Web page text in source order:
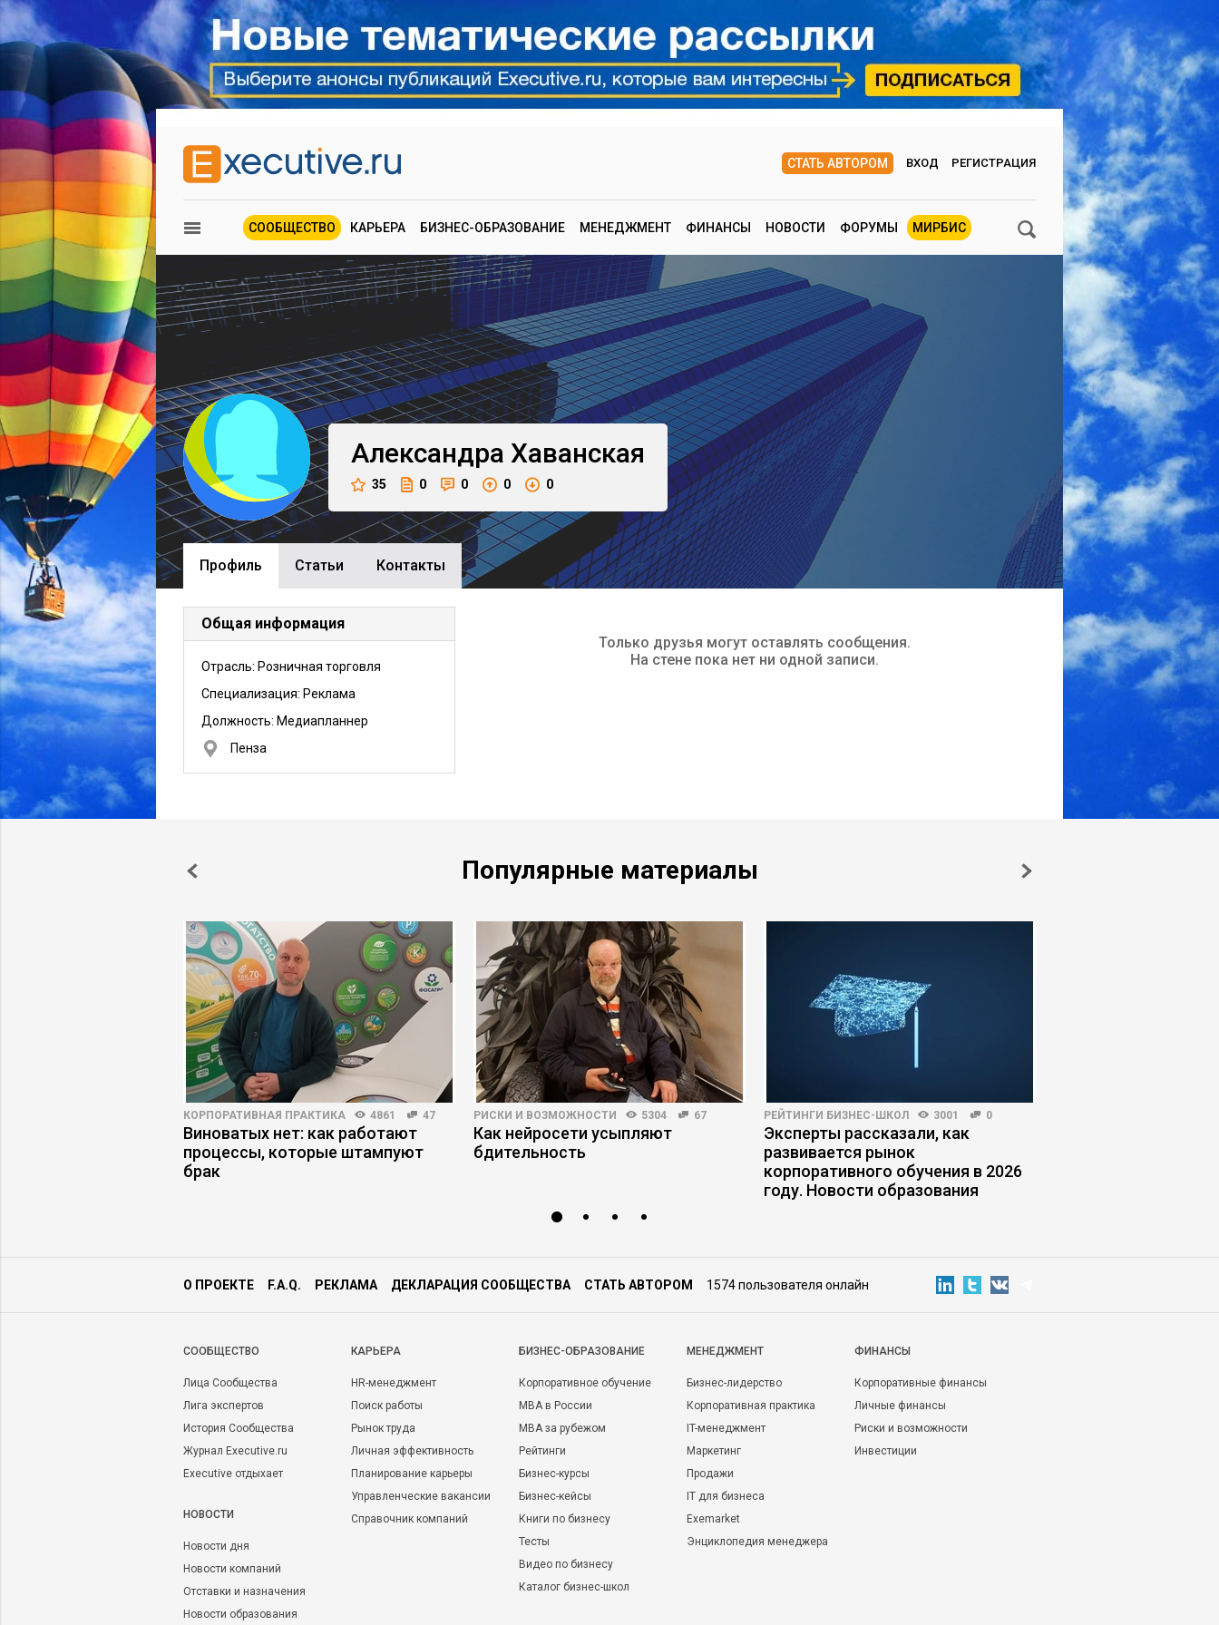
СТАТЬ АВТОРОМ ВХОД РЕГИСТРАЦИЯ
СООБЩЕСТВО КАРЬЕРА БИЗНЕС-ОБРАЗОВАНИЕ МЕНЕДЖМЕНТ ФИНАНСЫ НОВОСТИ ФОРУМЫ МИРБИС
Александра Хаванская
35 0 0 0 0
Профиль Cтатьи Контакты
Общая информация
Отрасль: Розничная торговля
Специализация: Реклама
Должность: Медиапланнер
Пенза
Только друзья могут оставлять сообщения.
На стене пока нет ни одной записи.
Популярные материалы
КОРПОРАТИВНАЯ ПРАКТИКА 4861 47
Виноватых нет: как работают
процессы, которые штампуют
брак
РИСКИ И ВОЗМОЖНОСТИ 5304 67
Как нейросети усыпляют
бдительность
РЕЙТИНГИ БИЗНЕС-ШКОЛ 3001 0
Эксперты рассказали, как
развивается рынок
корпоративного обучения в 2026
году. Новости образования
О ПРОЕКТЕ F.A.Q. РЕКЛАМА ДЕКЛАРАЦИЯ СООБЩЕСТВА СТАТЬ АВТОРОМ 1574 пользователя онлайн
CООБЩЕСТВО
Лица Сообщества
Лига экспертов
История Сообщества
Журнал Executive.ru
Executive отдыхает
НОВОСТИ
Новости дня
Новости компаний
Отставки и назначения
Новости образования
КАРЬЕРА
HR-менеджмент
Поиск работы
Рынок труда
Личная эффективность
Планирование карьеры
Управленческие вакансии
Справочник компаний
БИЗНЕС-ОБРАЗОВАНИЕ
Корпоративное обучение
MBA в России
MBA за рубежом
Рейтинги
Бизнес-курсы
Бизнес-кейсы
Книги по бизнесу
Тесты
Видео по бизнесу
Каталог бизнес-школ
МЕНЕДЖМЕНТ
Бизнес-лидерство
Корпоративная практика
IT-менеджмент
Маркетинг
Продажи
IT для бизнеса
Exemarket
Энциклопедия менеджера
ФИНАНСЫ
Корпоративные финансы
Личные финансы
Риски и возможности
Инвестиции